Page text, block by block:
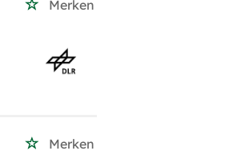
Merken
Merken